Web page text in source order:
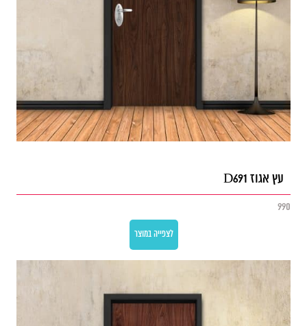
עץ אגוז D691
990
לצפייה במוצר